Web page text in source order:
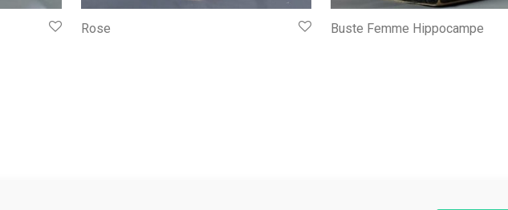
Rose Buste Femme Hippocampe